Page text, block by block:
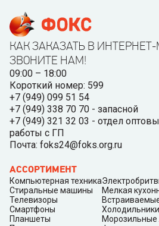
КАК ЗАКАЗАТЬ В
ЗВОНИТЕ НАМ!
09:00 – 18:00
Короткий номер: 599
+7 (949) 099 51 54
+7 (949) 338 70 70 - запасной
+7 (949) 321 32 03 - отдел
работы с ГП
Почта: foks24@foks.org.ru
АССОРТИМЕНТ
Компьютерная техника
Стиральные машины
Телевизоры
Смартфоны
Планшеты
Мелкая
Холодильники
Морозильные